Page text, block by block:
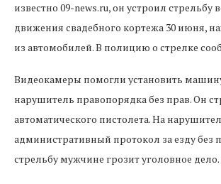
известно 09-news.ru, он устроил стрельбу
движения свадебного кортежа 30 июня,
из автомобилей. В полицию о стрелке
Видеокамеры помогли установить
нарушитель правопорядка без прав. Он
автоматического пистолета. На
административный протокол за езду без
стрельбу мужчине грозит уголовное дело.